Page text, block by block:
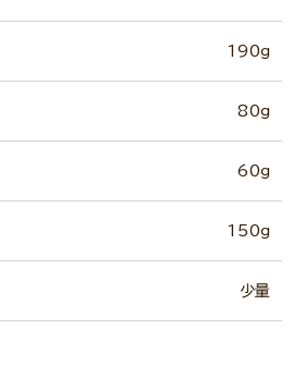
190g
80g
60g
150g
少量